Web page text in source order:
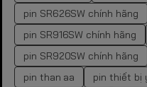
pin SR626SW chính hãng
pin SR916SW chính hãng
pin SR920SW chính hãng
pin than aa
pin thiết bị